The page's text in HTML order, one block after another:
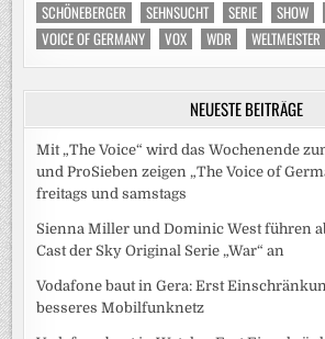
SCHÖNEBERGER
SEHNSUCHT SERIE SHOW
VOICE OF GERMANY
VOX WDR WELTMEISTER
NEUESTE BEITRÄGE
Mit „The Voice“ wird das Wochenende
und ProSieben zeigen „The Voice of
freitags und samstags
Sienna Miller und Dominic West führen
Cast der Sky Original Serie „War“ an
Vodafone baut in Gera: Erst
besseres Mobilfunknetz